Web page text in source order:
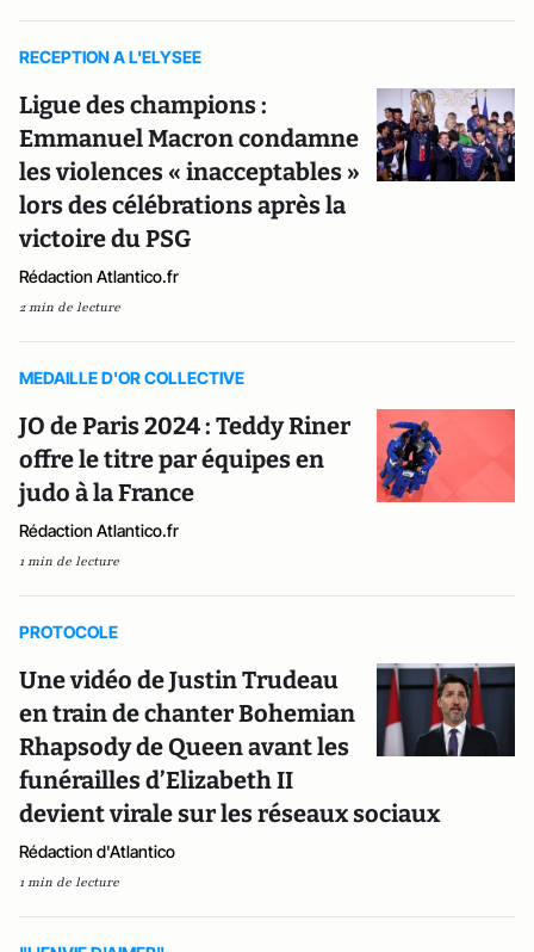
RECEPTION A L'ELYSEE
Ligue des champions :
Emmanuel Macron condamne
les violences « inacceptables »
lors des célébrations après la
victoire du PSG
Rédaction Atlantico.fr
2 min de lecture
MEDAILLE D'OR COLLECTIVE
JO de Paris 2024 : Teddy Riner
offre le titre par équipes en
judo à la France
Rédaction Atlantico.fr
1 min de lecture
PROTOCOLE
Une vidéo de Justin Trudeau
en train de chanter Bohemian
Rhapsody de Queen avant les
funérailles d’Elizabeth II
devient virale sur les réseaux sociaux
Rédaction d'Atlantico
1 min de lecture